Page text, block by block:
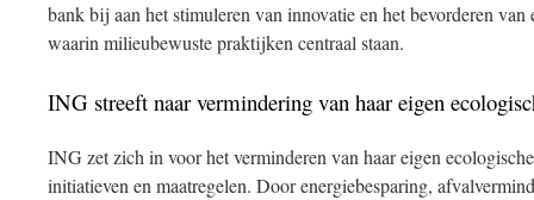
bank bij aan het stimuleren van innovatie en het bevorderen van
waarin milieubewuste praktijken centraal staan.
ING streeft naar vermindering van haar eigen
ING zet zich in voor het verminderen van haar eigen
initiatieven en maatregelen. Door energiebesparing,